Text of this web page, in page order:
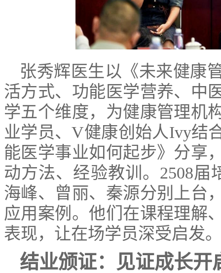
张秀辉医生以《未来健康
活方式、功能医学营养、中
学五个维度，为健康管理机
业学员、V健康创始人Ivy结
能医学事业如何起步》分享
动方法、经验教训。2508
海峰、曾丽、秦源分别上台
应用案例。他们在课程理解
表现，让在场学员深受启发
结业颁证：见证成长开